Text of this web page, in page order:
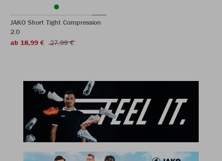
JAKO Short Tight Compression
2.0
ab 18,99 €
27,99 €